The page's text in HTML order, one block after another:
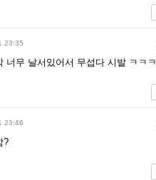
23:35
너무 날서있어서 무섭다 시발 ㅋㅋㅋ
23:46
?